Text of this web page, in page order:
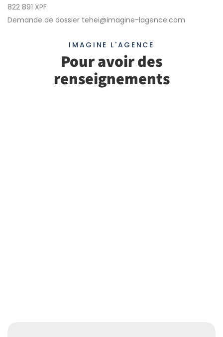
822 891 XPF
Demande de dossier tehei@imagine-lagence.com
IMAGINE L'AGENCE
Pour avoir des
renseignements